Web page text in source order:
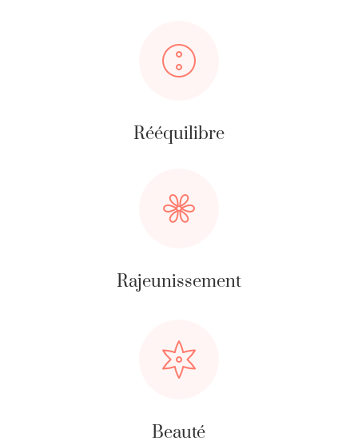
Rééquilibre
Rajeunissement
Beauté